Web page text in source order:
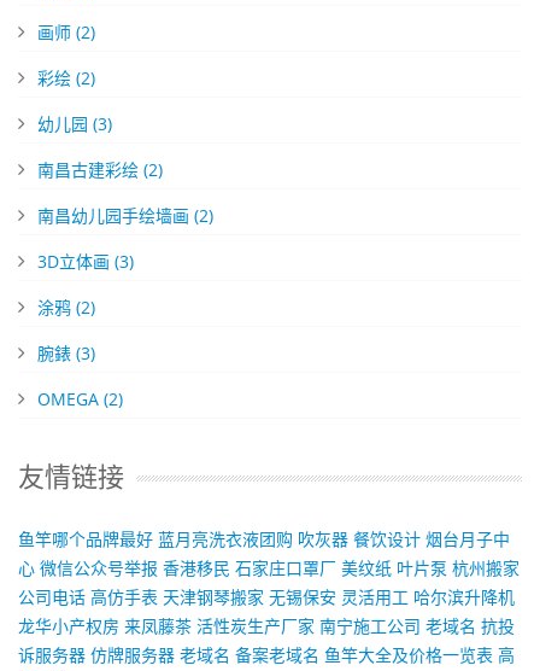
画师 (2)
彩绘 (2)
幼儿园 (3)
南昌古建彩绘 (2)
南昌幼儿园手绘墙画 (2)
3D立体画 (3)
涂鸦 (2)
腕錶 (3)
OMEGA (2)
友情链接
鱼竿哪个品牌最好 蓝月亮洗衣液团购 吹灰器 餐饮设计 烟台月子中
心 微信公众号举报 香港移民 石家庄口罩厂 美纹纸 叶片泵 杭州搬家
公司电话 高仿手表 天津钢琴搬家 无锡保安 灵活用工 哈尔滨升降机
龙华小产权房 来凤藤茶 活性炭生产厂家 南宁施工公司 老域名 抗投
诉服务器 仿牌服务器 老域名 备案老域名 鱼竿大全及价格一览表 高